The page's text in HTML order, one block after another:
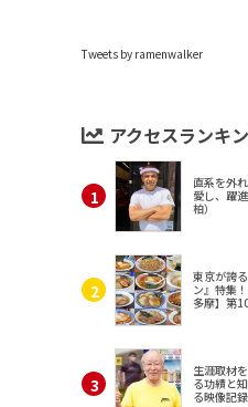
Tweets by ramenwalker
アクセスランキ
直系を外
愛し、躍
柏）
東京が誇
ン』特集
多摩】第
生涯取材
る功績と
る映像記